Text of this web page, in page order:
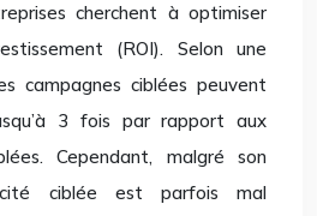
cherchent à optimiser
(ROI). Selon une
campagnes ciblées peuvent
3 fois par rapport aux
Cependant, malgré son
ciblée est parfois mal